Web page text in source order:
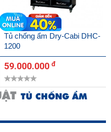
Tủ chống ẩm Dry-Cabi DHC-
1200
59.000.000 đ
TỦ CHỐNG ẨM